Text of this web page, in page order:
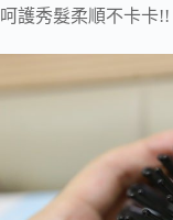
呵護秀髮柔順不卡卡!!